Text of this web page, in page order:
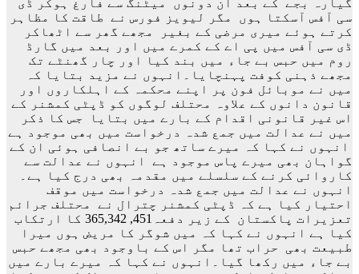
گیارہ بجے کے بعد ان دونوں میٹنگ سے فارغ ہوکر ڈی
سی آفس آسکتا ہوں مگر لیویز فورس نے طاقت کا مظاہر
کرتے ہوئے میری مرضی کے بغیر مجھے گھر سے اٹھاکر
ڈی سی آفس میں پی اے کے کمرے میں اور بعد میں گارڈ
روم میں حبس بے جاء میں بند کیا اور چار گھنٹے تک
مجھے ذہنی کوفت پہنچایا۔انہوں نے مزید بتایا کہ
میں نے موبائل فون پر اپنے محکمہ کے اہلکاروں اور
قانون دانوں کے علاوہ محتلف لوگوں کو ڈپٹی کمشنر کے
اس غیر قانونی اقدام کے بارے میں بتایا جس کا ذکر
میں نے عدالت میں جمع شدہ درخواست میں بھی موجود ہے
انہوں نے کہا کہ میرے ساتھ جو بے انصافی ہوئی ان کے
گواہان بھی میرے پاس موجود ہے انہوں نے عدالت سے
کاروائی کرنے کے سلسلے میں مقدمہ بھی درج کیا ہے۔
انہوں نے عدالت میں جمع شدہ درخواست میں موقف
احتیار کیا ہے کہ ڈپٹی کمشنر چترال نے محتلف جرائم
تعزیرات پاکستان کے زیر دفعہ451, 365,342 کا ارتکاب
کیا ہے انہوں نے کہا کہ میں شوگر کا مریض ہوں میرا
طبیعت بھی حراب تھا مگر اس کے باوجود بھی مجھے حبس
بے جاء میں رکھا گیا۔انہوں نے کہا کہ میرے بارے میں